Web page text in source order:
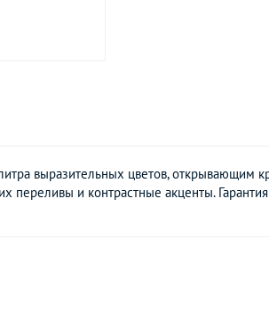
выразительных цветов, открывающим
переливы и контрастные акценты.